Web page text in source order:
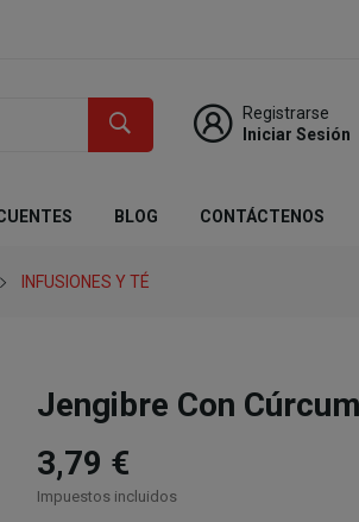
Registrarse
Iniciar Sesión
BLOG CONTÁCTENOS
INFUSIONES Y TÉ
Jengibre Con
3,79 €
Impuestos incluidos